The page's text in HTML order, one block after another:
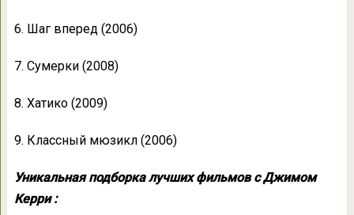
6. Шаг вперед (2006)
7. Сумерки (2008)
8. Хатико (2009)
9. Классный мюзикл (2006)
Уникальная подборка лучших фильмов с Джимом
Керри :